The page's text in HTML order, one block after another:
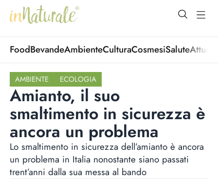
open
FoodBevandeAmbienteCulturaCosmesiSalute
AMBIENTE ECOLOGIA
Amianto, il suo
smaltimento in sicurezza è
ancora un problema
Lo smaltimento in sicurezza dell’amianto è ancora
un problema in Italia nonostante siano passati
trent’anni dalla sua messa al bando